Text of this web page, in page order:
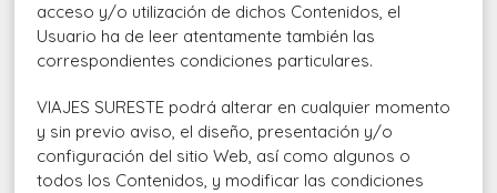
acceso y/o utilización de dichos Contenidos, el
Usuario ha de leer atentamente también las
correspondientes condiciones particulares.
VIAJES SURESTE podrá alterar en cualquier momento
y sin previo aviso, el diseño, presentación y/o
configuración del sitio Web, así como algunos o
todos los Contenidos, y modificar las condiciones